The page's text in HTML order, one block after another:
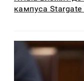
кампуса Stargate